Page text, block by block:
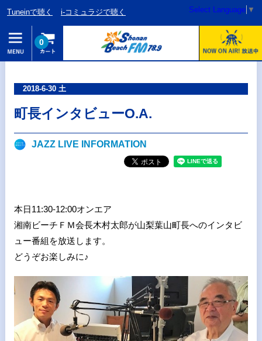
Tuneinで聴く i-コミュラジで聴く Select Language ▼
0
2018-6-30 土
町長インタビューO.A.
JAZZ LIVE INFORMATION
本日11:30-12:00オンエア
湘南ビーチＦＭ会長木村太郎が山梨葉山町長へのインタビ
ュー番組を放送します。
どうぞお楽しみに♪